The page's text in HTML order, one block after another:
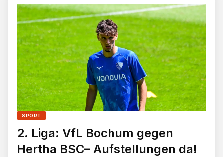
SPORT
2. Liga: VfL Bochum gegen
Hertha BSC– Aufstellungen da!